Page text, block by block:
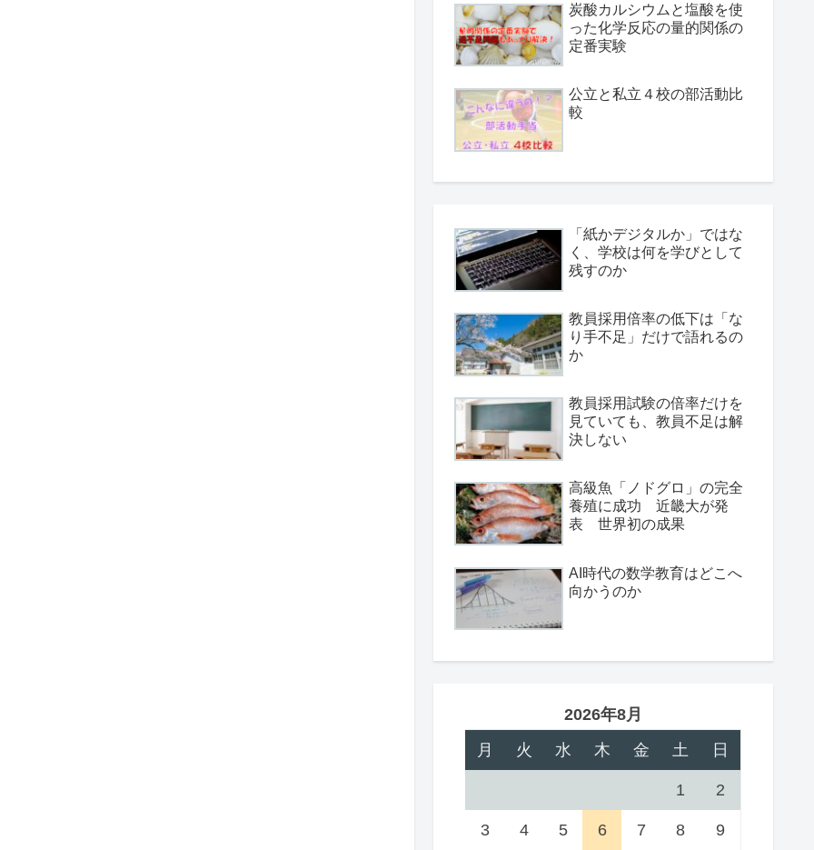
炭酸カルシウムと塩酸を使
った化学反応の量的関係の
定番実験
公立と私立４校の部活動比
較
「紙かデジタルか」ではな
く、学校は何を学びとして
残すのか
教員採用倍率の低下は「な
り手不足」だけで語れるの
か
教員採用試験の倍率だけを
見ていても、教員不足は解
決しない
高級魚「ノドグロ」の完全
養殖に成功 近畿大が発
表 世界初の成果
AI時代の数学教育はどこへ
向かうのか
2026年8月
月
火 水 木 金 土 日
1 2
3 4 5 6 7 8 9